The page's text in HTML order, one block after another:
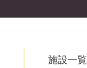
施設一覧